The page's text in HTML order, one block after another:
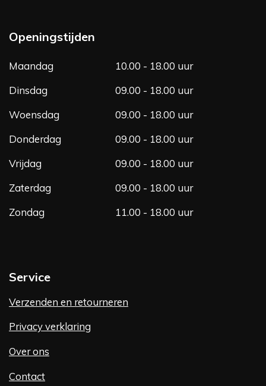
b
o
o
k
a
g
Openingstijden
Maandag
10.00 - 18.00 uur
Dinsdag
09.00 - 18.00 uur
Woensdag
09.00 - 18.00 uur
Donderdag
09.00 - 18.00 uur
Vrijdag
09.00 - 18.00 uur
Zaterdag
09.00 - 18.00 uur
Zondag
11.00 - 18.00 uur
Service
Verzenden en retourneren
Privacy verklaring
Over ons
Contact